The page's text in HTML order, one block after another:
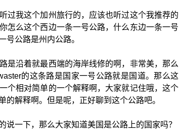
过我这个加州旅行的，应该也听过这个我推荐的
怎么这个西边一条一号公路，什么东边一条一号
号公路是州内公路。
是沿着就最西端的海岸线修的啊，非常美，那么
的这条路是国家一号公路就是国道。那么这
个相对简单的一个解释啊，大家就记住哦，这个
解释啊。但是呢，正好聊到这个公路吧。
一下，那么大家知道美国是公路上的国家吗？